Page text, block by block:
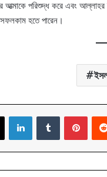
আত্মাকে পরিশুদ্ধ করে এবং
হতে পারেন।
X LinkedInTumblr